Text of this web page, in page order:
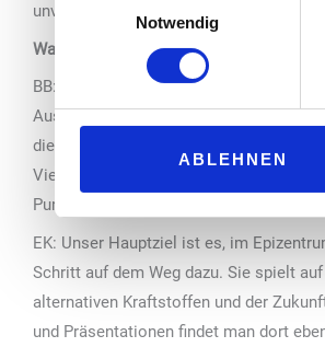
Notwendig
ABLEHNEN
unvergleichlichen Networking-
Was werden die Hauptthemen der
BB: Die Technologie ist eine der
Ausstellungsfläche gebucht sind, wird
die neuesten Trends vorgestellt, die die
Vielfalt sind für Besucher, die mehr
Purpose-Hubs und vieles mehr erfahren
EK: Unser Hauptziel ist es, im
Schritt auf dem Weg dazu. Sie spielt
alternativen Kraftstoffen und der
und Präsentationen findet man dort